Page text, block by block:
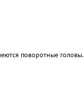
поворотные головы.